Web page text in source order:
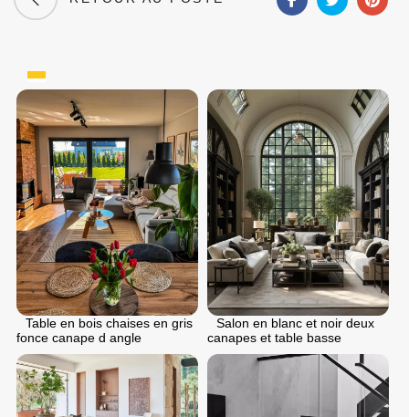
Table en bois chaises en gris
fonce canape d angle
Salon en blanc et noir deux
canapes et table basse